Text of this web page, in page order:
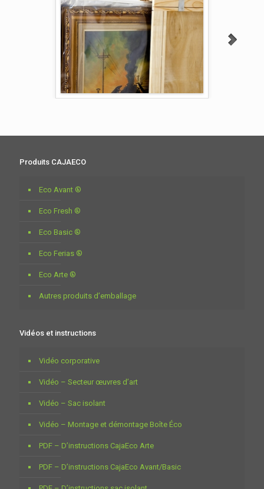
Produits CAJAECO
Eco Avant ®
Eco Fresh ®
Eco Basic ®
Eco Ferias ®
Eco Arte ®
Autres produits d’emballage
Vidéos et instructions
Vidéo corporative
Vidéo – Secteur œuvres d’art
Vidéo – Sac isolant
Vidéo – Montage et démontage Boîte Éco
PDF – D’instructions CajaEco Arte
PDF – D’instructions CajaEco Avant/Basic